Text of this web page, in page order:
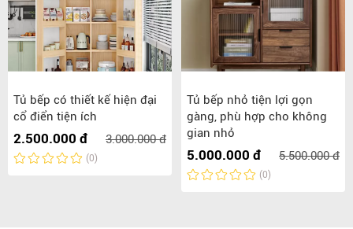
Tủ bếp có thiết kế hiện đại
cổ điển tiện ích
2.500.000 đ 3.000.000 đ
(0)
Tủ bếp nhỏ tiện lợi gọn
gàng, phù hợp cho không
gian nhỏ
5.000.000 đ 5.500.000 đ
(0)